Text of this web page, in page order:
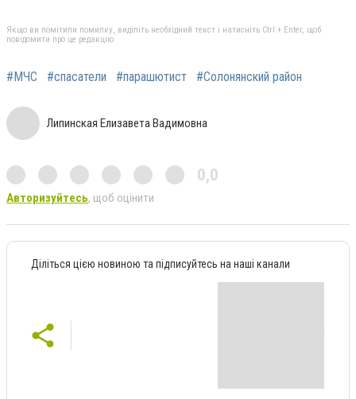
Якщо ви помітили помилку, виділіть необхідний текст і натисніть Ctrl + Enter, щоб
повідомити про це редакцію
#МЧС #спасатели #парашютист #Солонянский район
Липинская Елизавета Вадимовна
0,0
Авторизуйтесь, щоб оцінити
Діліться цією новиною та підписуйтесь на наші канали